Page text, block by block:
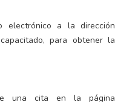
electrónico a la dirección
para obtener la
una cita en la página